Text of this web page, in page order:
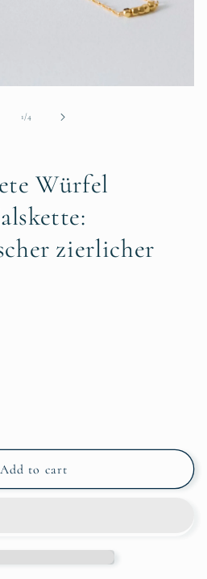
1/of4
Würfel
zierlicher
Add to cart